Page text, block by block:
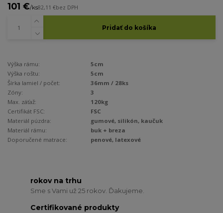
101 €/ks82,11 €bez DPH
Pridať do košíka
Výška rámu:
5cm
Výška roštu:
5cm
Šírka lamiel / počet:
36mm / 28ks
Zóny:
3
Max. záťaž:
120kg
Certifikát FSC:
FSC
Materiál púzdra:
gumové, silikón, kaučuk
Materiál rámu:
buk + breza
Doporučené matrace:
penové, latexové
rokov na trhu
Sme s Vami už 25 rokov. Ďakujeme.
Certifikované produkty